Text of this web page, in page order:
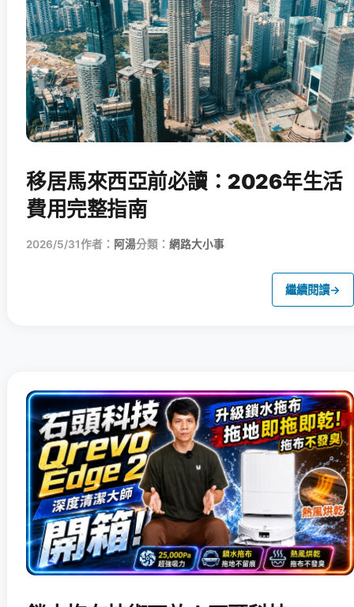
移居馬來西亞前必讀：2026年生活
費用完整指南
2026/5/31作者： 阿湯分類： 網路大小事
繼續閱讀→